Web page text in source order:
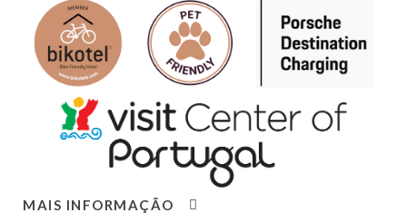
MAIS INFORMAÇÃO